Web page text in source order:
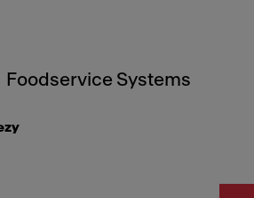
Foodservice Systems